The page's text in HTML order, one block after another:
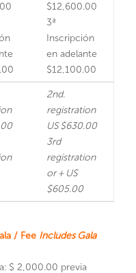
$12,600.00
3ª
Inscripción
en adelante
$12,100.00
2nd.
registration
US $630.00
3rd
registration
or + US
$605.00
/ Fee Includes Gala
$ 2,000.00 previa